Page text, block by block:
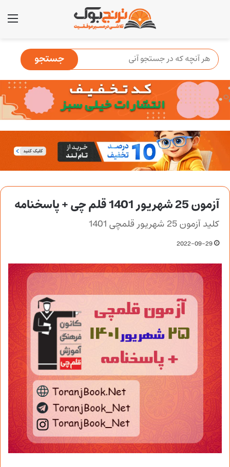
آزمون 25 شهریور 1401 قلم چی + پاسخنامه
کلید آزمون 25 شهریور قلمچی 1401
2022-09-29